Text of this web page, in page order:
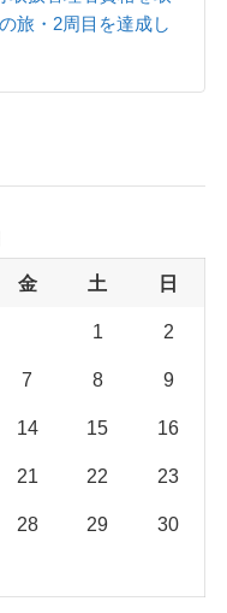
旅・2周目を達成し
金 土 日
1 2
7 8 9
14 15 16
21 22 23
28 29 30